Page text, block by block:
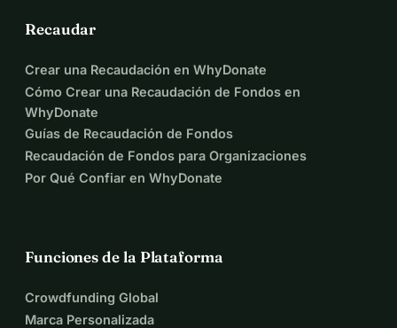
mismo para todos aquellos que apoyaron este proyecto!
Recaudar
Crear una Recaudación en WhyDonate
Cómo Crear una Recaudación de Fondos en
WhyDonate
Guías de Recaudación de Fondos
Recaudación de Fondos para Organizaciones
Por Qué Confiar en WhyDonate
Funciones de la Plataforma
Crowdfunding Global
Marca Personalizada